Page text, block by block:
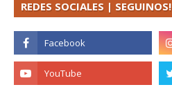
REDES SOCIALES | SEGUINOS!